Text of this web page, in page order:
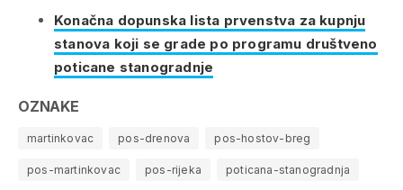
Konačna dopunska lista prvenstva za kupnju
stanova koji se grade po programu društveno
poticane stanogradnje
OZNAKE
martinkovac pos-drenova pos-hostov-breg
pos-martinkovac pos-rijeka poticana-stanogradnja